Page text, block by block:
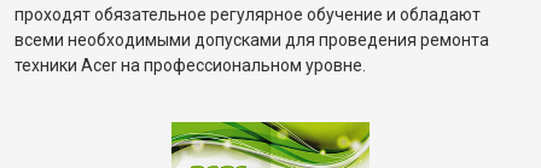
проходят обязательное регулярное обучение и обладают
всеми необходимыми допусками для проведения ремонта
техники Acer на профессиональном уровне.